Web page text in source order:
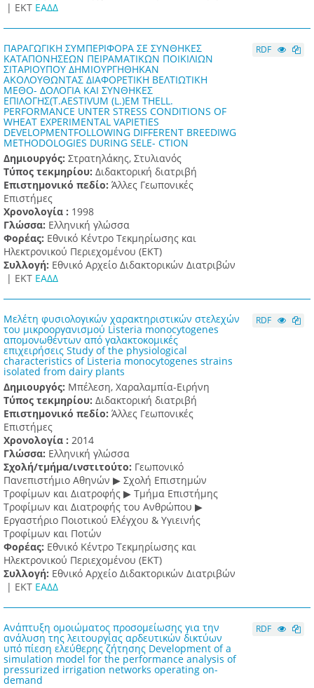
| ΕΚΤ ΕΑΔΔ
ΠΑΡΑΓΩΓΙΚΗ ΣΥΜΠΕΡΙΦΟΡΑ ΣΕ ΣΥΝΘΗΚΕΣ
ΚΑΤΑΠΟΝΗΣΕΩΝ ΠΕΙΡΑΜΑΤΙΚΩΝ ΠΟΙΚΙΛΙΩΝ
ΣΙΤΑΡΙΟΥΠΟΥ ΔΗΜΙΟΥΡΓΗΘΗΚΑΝ
ΑΚΟΛΟΥΘΩΝΤΑΣ ΔΙΑΦΟΡΕΤΙΚΗ ΒΕΛΤΙΩΤΙΚΗ
ΜΕΘΟ- ΔΟΛΟΓΙΑ ΚΑΙ ΣΥΝΘΗΚΕΣ
ΕΠΙΛΟΓΗΣ(T.AESTIVUM (L.)EM THELL.
PERFORMANCE UNTER STRESS CONDITIONS OF
WHEAT EXPERIMENTAL VAPIETIES
DEVELOPMENTFOLLOWING DIFFERENT BREEDIWG
METHODOLOGIES DURING SELE- CTION
Δημιουργός: Στρατηλάκης, Στυλιανός
Τύπος τεκμηρίου: Διδακτορική διατριβή
Επιστημονικό πεδίο: Άλλες Γεωπονικές
Επιστήμες
Χρονολογία : 1998
Γλώσσα: Ελληνική γλώσσα
Φορέας: Εθνικό Κέντρο Τεκμηρίωσης και
Ηλεκτρονικού Περιεχομένου (ΕΚΤ)
Συλλογή: Εθνικό Αρχείο Διδακτορικών Διατριβών
| ΕΚΤ ΕΑΔΔ
RDF
Μελέτη φυσιολογικών χαρακτηριστικών στελεχών
του μικροοργανισμού Listeria monocytogenes
απομονωθέντων από γαλακτοκομικές
επιχειρήσεις Study of the physiological
characteristics of Listeria monocytogenes strains
isolated from dairy plants
Δημιουργός: Μπέλεση, Χαραλαμπία-Ειρήνη
Τύπος τεκμηρίου: Διδακτορική διατριβή
Επιστημονικό πεδίο: Άλλες Γεωπονικές
Επιστήμες
Χρονολογία : 2014
Γλώσσα: Ελληνική γλώσσα
Σχολή/τμήμα/ινστιτούτο: Γεωπονικό
Πανεπιστήμιο Αθηνών ▶ Σχολή Επιστημών
Τροφίμων και Διατροφής ▶ Τμήμα Επιστήμης
Τροφίμων και Διατροφής του Ανθρώπου ▶
Εργαστήριο Ποιοτικού Ελέγχου & Υγιεινής
Τροφίμων και Ποτών
Φορέας: Εθνικό Κέντρο Τεκμηρίωσης και
Ηλεκτρονικού Περιεχομένου (ΕΚΤ)
Συλλογή: Εθνικό Αρχείο Διδακτορικών Διατριβών
| ΕΚΤ ΕΑΔΔ
RDF
Ανάπτυξη ομοιώματος προσομείωσης για την
ανάλυση της λειτουργίας αρδευτικών δικτύων
υπό πίεση ελεύθερης ζήτησης Development of a
simulation model for the performance analysis of
pressurized irrigation networks operating on-
demand
RDF